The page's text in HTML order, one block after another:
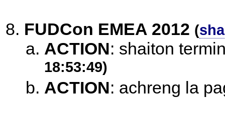
FUDCon EMEA 2012 (
ACTION: shaiton
18:53:49)
ACTION: achreng la